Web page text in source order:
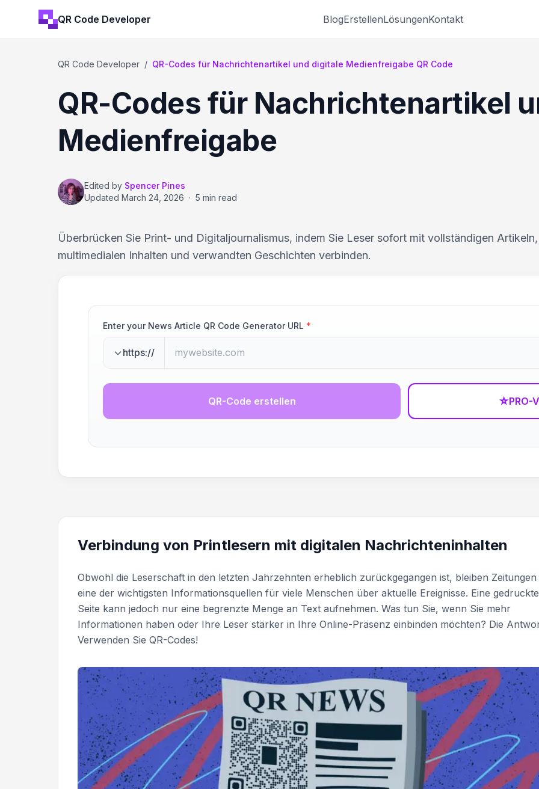
QR Code Developer BlogErstellenLösungenKontakt
QR Code Developer / QR-Codes für Nachrichtenartikel und digitale Medienfreigabe QR Code
QR-Codes für Nachrichtenartikel
Medienfreigabe
Edited by Spencer Pines
Updated March 24, 2026 · 5 min read
Überbrücken Sie Print- und Digitaljournalismus, indem Sie Leser sofort mit vollständigen Artikeln,
multimedialen Inhalten und verwandten Geschichten verbinden.
Enter your News Article QR Code Generator URL *
https://
QR-Code erstellen ☆PRO-
Verbindung von Printlesern mit digitalen Nachrichteninhalten
Obwohl die Leserschaft in den letzten Jahrzehnten erheblich zurückgegangen ist, bleiben Zeitungen
eine der wichtigsten Informationsquellen für viele Menschen über aktuelle Ereignisse. Eine gedruckte
Seite kann jedoch nur eine begrenzte Menge an Text aufnehmen. Was tun Sie, wenn Sie mehr
Informationen haben oder Ihre Leser stärker in Ihre Online-Präsenz einbinden möchten? Die
Verwenden Sie QR-Codes!